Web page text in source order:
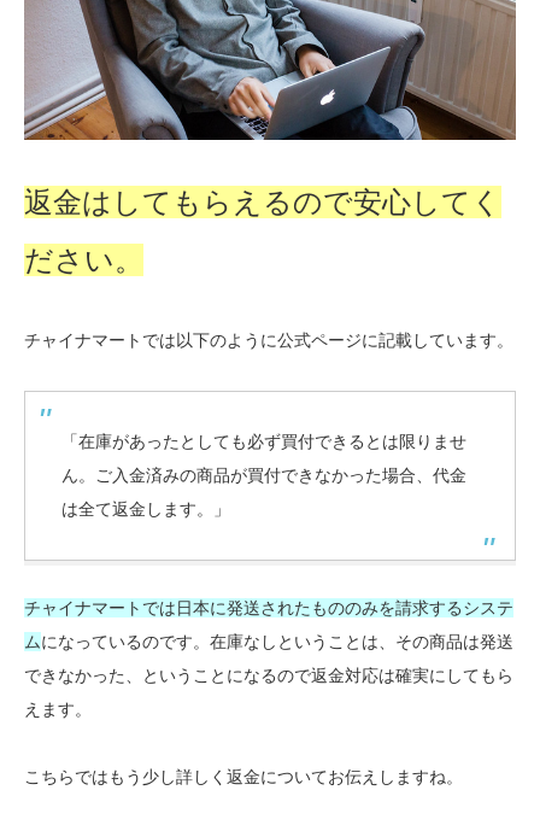
返金はしてもらえるので安心してく
ださい。
チャイナマートでは以下のように公式ページに記載しています。
「在庫があったとしても必ず買付できるとは限りませ
ん。ご入金済みの商品が買付できなかった場合、代金
は全て返金します。」
チャイナマートでは日本に発送されたもののみを請求するシステ
ムになっているのです。在庫なしということは、その商品は発送
できなかった、ということになるので返金対応は確実にしてもら
えます。
こちらではもう少し詳しく返金についてお伝えしますね。